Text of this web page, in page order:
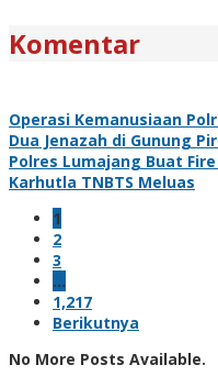
Komentar
Operasi Kemanusiaan
Dua Jenazah di Gunung
Polres Lumajang Buat
Karhutla TNBTS Meluas
1
2
3
…
1,217
Berikutnya
No More Posts Available.